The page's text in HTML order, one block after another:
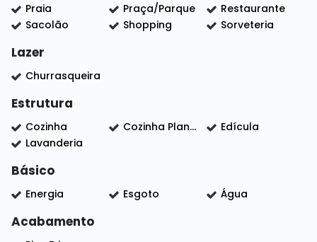
Praia
Praça/Parque
Restaurante
Sacolão
Shopping Sorveteria
Lazer
Churrasqueira
Estrutura
Cozinha Cozinha Planejada
Edícula
Lavanderia
Básico
Energia Esgoto Água
Acabamento